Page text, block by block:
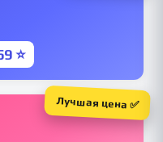
⭐
Лучшая цена ✅